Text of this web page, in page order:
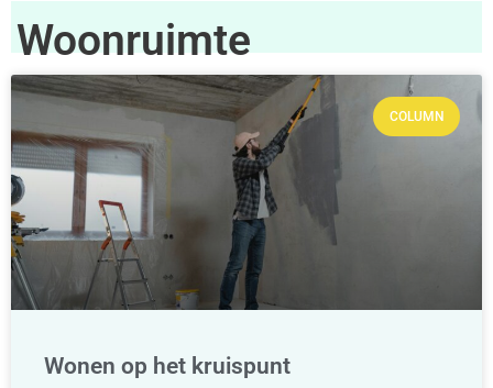
Woonruimte
COLUMN
Wonen op het kruispunt